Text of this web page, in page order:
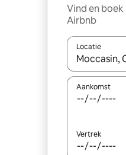
Vind en
Airbnb
Locatie
Wanneer er
Aankomst
Vertrek